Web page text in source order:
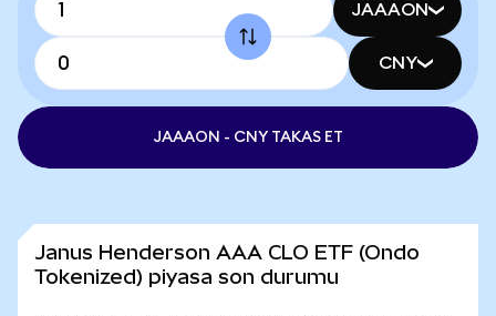
JAAAON
CNY
JAAAON - CNY TAKAS ET
Janus Henderson AAA CLO ETF (Ondo
Tokenized) piyasa son durumu